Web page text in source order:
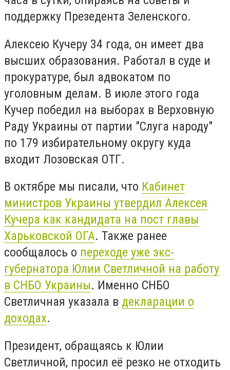
поддержку Презедента Зеленского.
Алексею Кучеру 34 года, он имеет два
высших образования. Работал в суде и
прокуратуре, был адвокатом по
уголовным делам. В июле этого года
Кучер победил на выборах в Верховную
Раду Украины от партии "Слуга народу"
по 179 избирательному округу куда
входит Лозовская ОТГ.
В октябре мы писали, что Кабинет
министров Украины утвердил Алексея
Кучера как кандидата на пост главы
Харьковской ОГА. Также ранее
сообщалось о переходе уже экс-
губернатора Юлии Светличной на работу
в СНБО Украины. Именно СНБО
Светличная указала в декларации о
доходах.
Президент, обращаясь к Юлии
Светличной, просил её резко не отходить